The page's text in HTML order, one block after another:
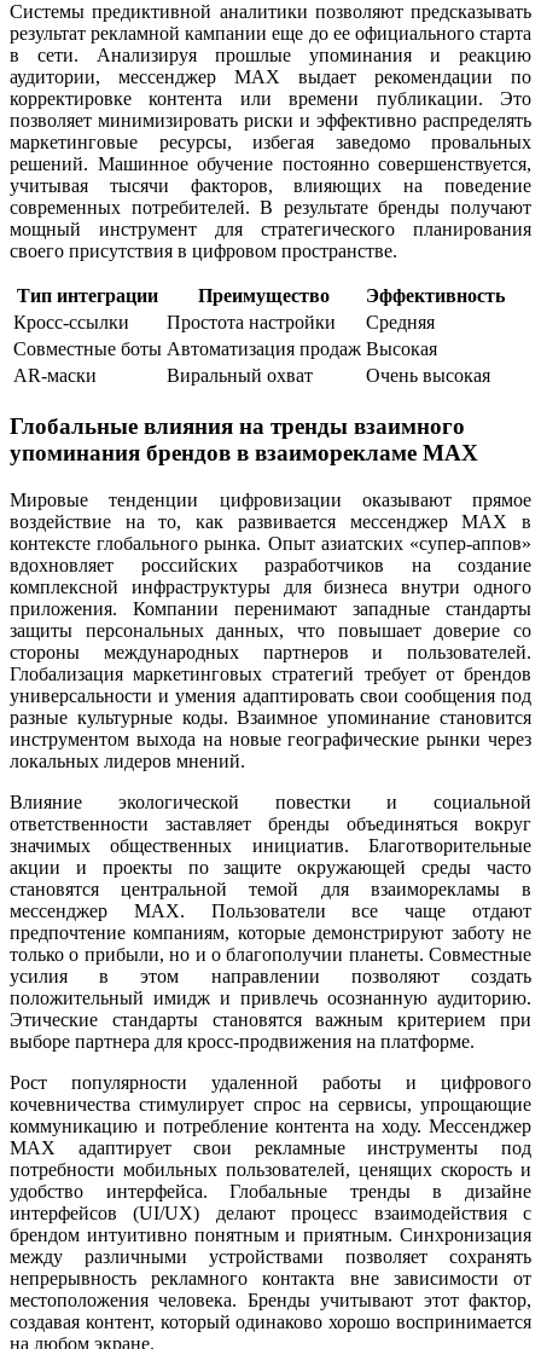
Системы предиктивной аналитики позволяют предсказывать
результат рекламной кампании еще до ее официального старта
в сети. Анализируя прошлые упоминания и реакцию
аудитории, мессенджер MAX выдает рекомендации по
корректировке контента или времени публикации. Это
позволяет минимизировать риски и эффективно распределять
маркетинговые ресурсы, избегая заведомо провальных
решений. Машинное обучение постоянно совершенствуется,
учитывая тысячи факторов, влияющих на поведение
современных потребителей. В результате бренды получают
мощный инструмент для стратегического планирования
своего присутствия в цифровом пространстве.
Тип интеграции Преимущество
Эффективность
Кросс-ссылки
Простота настройки
Средняя
Совместные боты Автоматизация продаж Высокая
AR-маски
Виральный охват Очень высокая
Глобальные влияния на тренды взаимного
упоминания брендов в взаиморекламе MAX
Мировые тенденции цифровизации оказывают прямое
воздействие на то, как развивается мессенджер MAX в
контексте глобального рынка. Опыт азиатских «супер-аппов»
вдохновляет российских разработчиков на создание
комплексной инфраструктуры для бизнеса внутри одного
приложения. Компании перенимают западные стандарты
защиты персональных данных, что повышает доверие со
стороны международных партнеров и пользователей.
Глобализация маркетинговых стратегий требует от брендов
универсальности и умения адаптировать свои сообщения под
разные культурные коды. Взаимное упоминание становится
инструментом выхода на новые географические рынки через
локальных лидеров мнений.
Влияние экологической повестки и социальной
ответственности заставляет бренды объединяться вокруг
значимых общественных инициатив. Благотворительные
акции и проекты по защите окружающей среды часто
становятся центральной темой для взаиморекламы в
мессенджер MAX. Пользователи все чаще отдают
предпочтение компаниям, которые демонстрируют заботу не
только о прибыли, но и о благополучии планеты. Совместные
усилия в этом направлении позволяют создать
положительный имидж и привлечь осознанную аудиторию.
Этические стандарты становятся важным критерием при
выборе партнера для кросс-продвижения на платформе.
Рост популярности удаленной работы и цифрового
кочевничества стимулирует спрос на сервисы, упрощающие
коммуникацию и потребление контента на ходу. Мессенджер
MAX адаптирует свои рекламные инструменты под
потребности мобильных пользователей, ценящих скорость и
удобство интерфейса. Глобальные тренды в дизайне
интерфейсов (UI/UX) делают процесс взаимодействия с
брендом интуитивно понятным и приятным. Синхронизация
между различными устройствами позволяет сохранять
непрерывность рекламного контакта вне зависимости от
местоположения человека. Бренды учитывают этот фактор,
создавая контент, который одинаково хорошо воспринимается
на любом экране.